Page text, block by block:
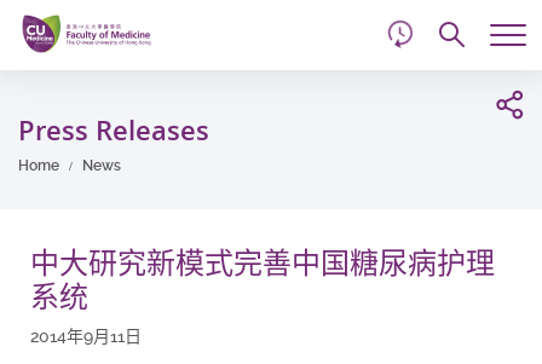
Skip
main
content
Press Releases
Home News
中大研究新模式完善中国糖尿病护理
系统
2014年9月11日